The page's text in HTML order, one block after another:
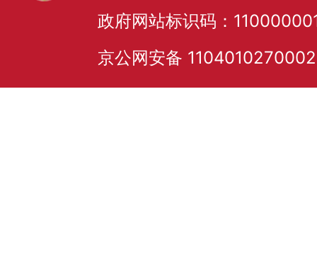
政府网站标识码：
京公网安备